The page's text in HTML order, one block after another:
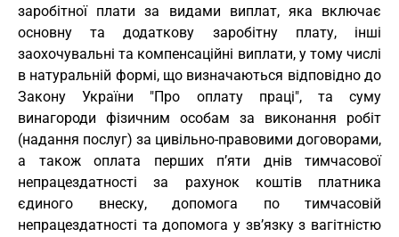
заробітної плати за видами виплат, яка включає
основну та додаткову заробітну плату, інші
заохочувальні та компенсаційні виплати, у тому числі
в натуральній формі, що визначаються відповідно до
Закону України "Про оплату праці", та суму
винагороди фізичним особам за виконання робіт
(надання послуг) за цивільно-правовими договорами,
а також оплата перших п’яти днів тимчасової
непрацездатності за рахунок коштів платника
єдиного внеску, допомога по тимчасовій
непрацездатності та допомога у зв’язку з вагітністю